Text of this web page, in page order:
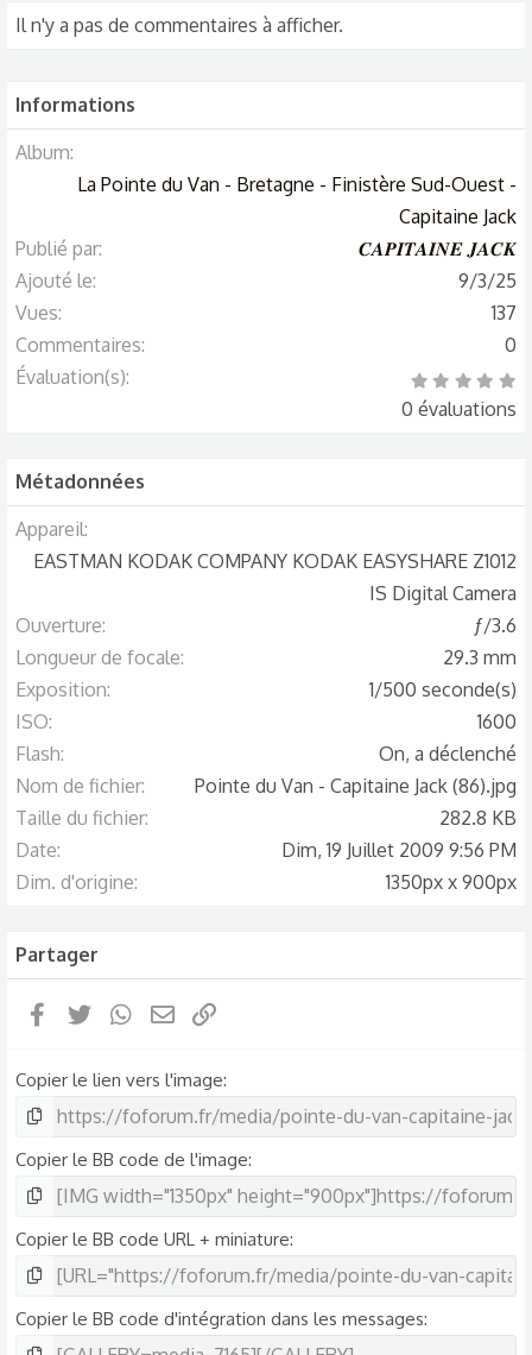
Il n'y a pas de commentaires à afficher.
Informations
Album
La Pointe du Van - Bretagne - Finistère Sud-Ouest -
Capitaine Jack
Publié par
𝑪𝑨𝑷𝑰𝑻𝑨𝑰𝑵𝑬 𝑱𝑨𝑪𝑲
Ajouté le
9/3/25
Vues
137
Commentaires
0
Évaluation(s)
e
0 évaluations
Métadonnées
Appareil
EASTMAN KODAK COMPANY KODAK EASYSHARE Z1012
IS Digital Camera
Ouverture
ƒ/3.6
Longueur de focale
29.3 mm
Exposition
1/500 seconde(s)
ISO
1600
Flash
On, a déclenché
Nom de fichier
Pointe du Van - Capitaine Jack (86).jpg
Taille du fichier
282.8 KB
Date
Dim, 19 Juillet 2009 9:56 PM
Dim. d'origine
1350px x 900px
Partager
FacebookTwitterWhatsApp
Email
Copier le lien vers l'image
Copier le BB code de l'image
Copier le BB code URL + miniature
Copier le BB code d'intégration dans les messages